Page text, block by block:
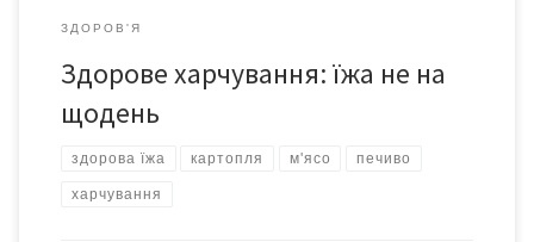
ЗДОРОВ'Я
Здорове харчування: їжа не на
щодень
здорова їжа картопля м'ясо печиво
харчування